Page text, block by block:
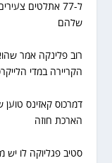
ל-77 אתלטים
שלהם
רוב פלינקה אמר
הקריירה במדי
דמרכוס קאזינס
הארכת חוזה
סטיב פגליוקה לו